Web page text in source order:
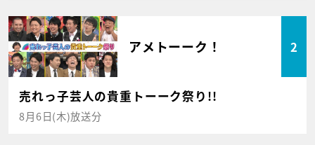
アメトーーク！ 2
売れっ子芸人の貴重トーーク祭り!!
8月6日(木)放送分